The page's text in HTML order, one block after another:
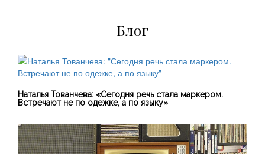
Блог
Наталья Тованчева: «Сегодня речь стала маркером.
Встречают не по одежке, а по языку»